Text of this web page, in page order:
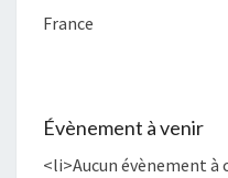
France
Évènement à venir
<li>Aucun évènement